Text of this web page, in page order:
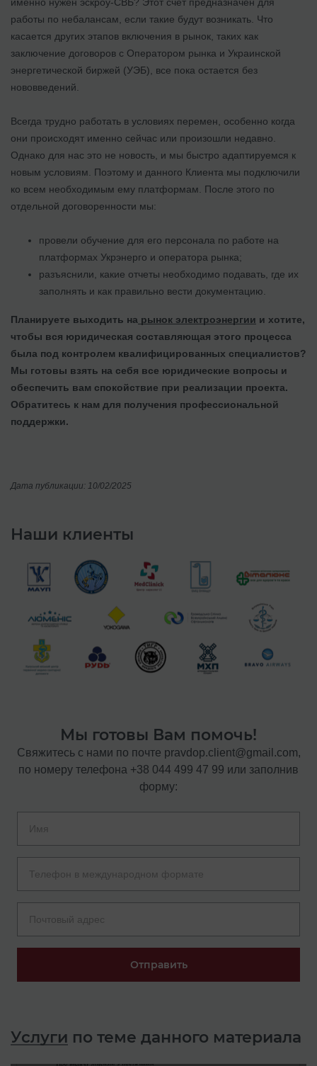
работы по небалансам, если такие будут возникать. Что
касается других этапов включения в рынок, таких как
заключение договоров с Оператором рынка и Украинской
энергетической биржей (УЭБ), все пока остается без
нововведений.
Всегда трудно работать в условиях перемен, особенно когда
они происходят именно сейчас или произошли недавно.
Однако для нас это не новость, и мы быстро адаптируемся к
новым условиям. Поэтому и данного Клиента мы подключили
ко всем необходимым ему платформам. После этого по
отдельной договоренности мы:
провели обучение для его персонала по работе на
платформах Укрэнерго и оператора рынка;
разъяснили, какие отчеты необходимо подавать, где их
заполнять и как правильно вести документацию.
Планируете выходить на рынок электроэнергии и хотите,
чтобы вся юридическая составляющая этого процесса
была под контролем квалифицированных специалистов?
Мы готовы взять на себя все юридические вопросы и
обеспечить вам спокойствие при реализации проекта.
Обратитесь к нам для получения профессиональной
поддержки.
Дата публикации: 10/02/2025
Наши клиенты
Мы готовы Вам помочь!
Свяжитесь с нами по почте pravdop.client@gmail.com,
по номеру телефона +38 044 499 47 99 или заполнив
форму:
Отправить
Услуги по теме данного материала